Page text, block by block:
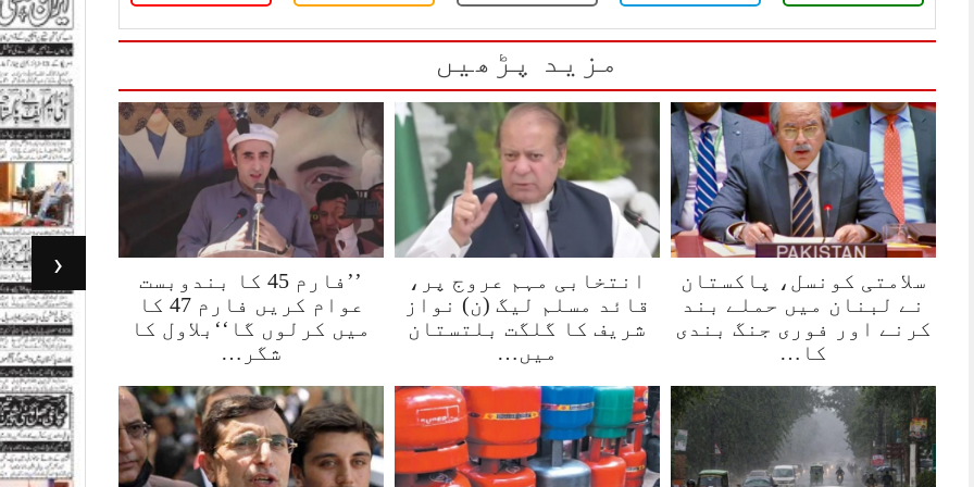
مزید پڑھیں
سلامتی کونسل، پاکستان
نے لبنان میں حملے بند
کرنے اور فوری جنگ بندی
کا…
انتخابی مہم عروج پر،
قائد مسلم لیگ (ن) نواز
شریف کا گلگت بلتستان
میں…
’’فارم 45 کا بندوبست
عوام کریں فارم 47 کا
میں کرلوں گا‘‘بلاول کا
شگر…
‹